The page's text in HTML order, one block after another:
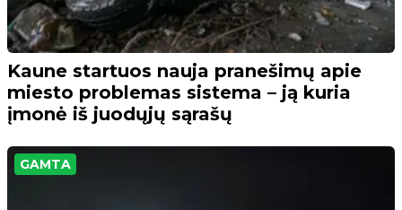
Kaune startuos nauja pranešimų apie
miesto problemas sistema – ją kuria
įmonė iš juodųjų sąrašų
GAMTA